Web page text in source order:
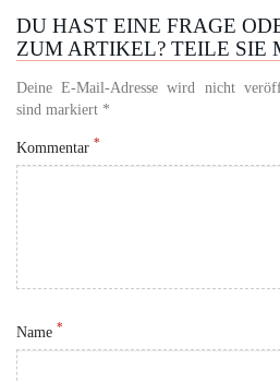
DU HAST EINE FRAGE
ZUM ARTIKEL? TEILE SIE
Deine E-Mail-Adresse wird nicht
sind markiert *
Kommentar *
Name *